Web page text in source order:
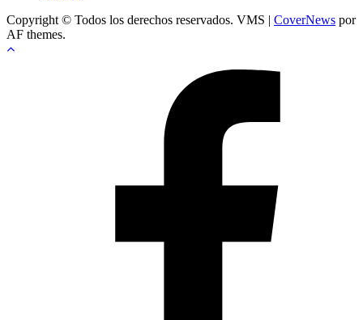
Copyright © Todos los derechos reservados. VMS | CoverNews por
AF themes.